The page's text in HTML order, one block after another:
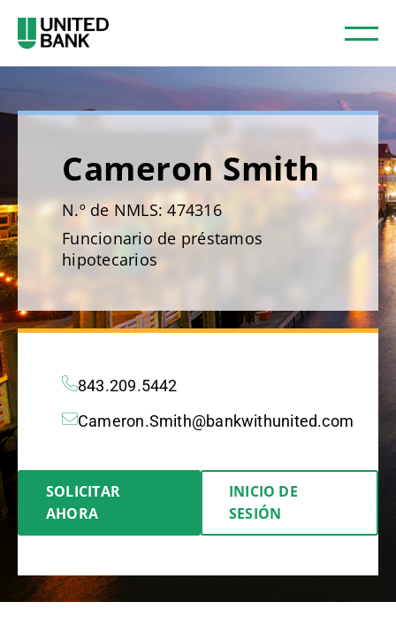
Cameron Smith
N.º de NMLS: 474316
Funcionario de préstamos
hipotecarios
843.209.5442
Cameron.Smith@bankwithunited.com
SOLICITAR
AHORA
INICIO DE
SESIÓN